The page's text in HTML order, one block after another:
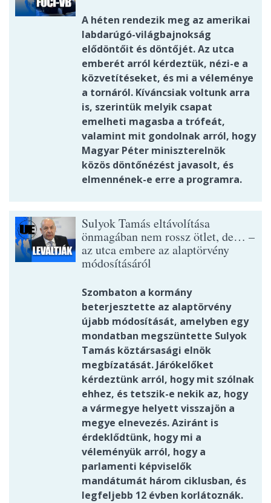
A héten rendezik meg az amerikai
labdarúgó-világbajnokság
elődöntőit és döntőjét. Az utca
emberét arról kérdeztük, nézi-e a
közvetítéseket, és mi a véleménye
a tornáról. Kíváncsiak voltunk arra
is, szerintük melyik csapat
emelheti magasba a trófeát,
valamint mit gondolnak arról, hogy
Magyar Péter miniszterelnök
közös döntőnézést javasolt, és
elmennének-e erre a programra.
Sulyok Tamás eltávolítása
önmagában nem rossz ötlet, de… –
az utca embere az alaptörvény
módosításáról
Szombaton a kormány
beterjesztette az alaptörvény
újabb módosítását, amelyben egy
mondatban megszüntette Sulyok
Tamás köztársasági elnök
megbízatását. Járókelőket
kérdeztünk arról, hogy mit szólnak
ehhez, és tetszik-e nekik az, hogy
a vármegye helyett visszajön a
megye elnevezés. Aziránt is
érdeklődtünk, hogy mi a
véleményük arról, hogy a
parlamenti képviselők
mandátumát három ciklusban, és
legfeljebb 12 évben korlátoznák.